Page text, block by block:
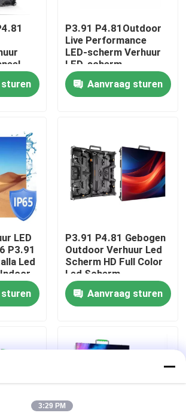
sturen
P3.91 P4.81Outdoor
Live Performance
LED-scherm Verhuur
LED-scherm
Waterdicht podium
Hoge helderheid
Achtergrondscherm
Aanvraag sturen
LED
P3.91
Led
sturen
P3.91 P4.81 Gebogen
Outdoor Verhuur Led
Scherm HD Full Color
Led Scherm
evenementen led
schermAanvraag sturen
3:29 PM